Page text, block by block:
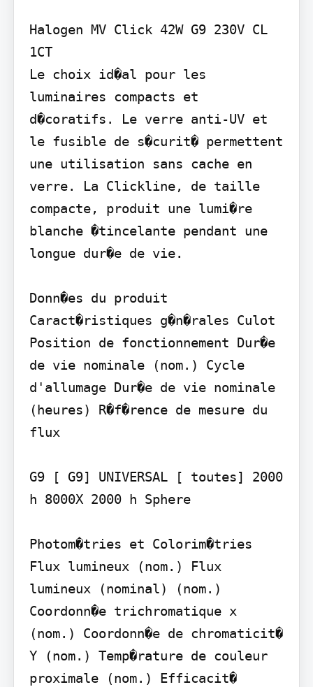
Halogen MV Click 42W G9 230V CL
1CT
Le choix id�al pour les
luminaires compacts et
d�coratifs. Le verre anti-UV et
le fusible de s�curit� permettent
une utilisation sans cache en
verre. La Clickline, de taille
compacte, produit une lumi�re
blanche �tincelante pendant une
longue dur�e de vie.
Donn�es du produit
Caract�ristiques g�n�rales Culot
Position de fonctionnement Dur�e
de vie nominale (nom.) Cycle
d'allumage Dur�e de vie nominale
(heures) R�f�rence de mesure du
flux
G9 [ G9] UNIVERSAL [ toutes] 2000
h 8000X 2000 h Sphere
Photom�tries et Colorim�tries
Flux lumineux (nom.) Flux
lumineux (nominal) (nom.)
Coordonn�e trichromatique x
(nom.) Coordonn�e de chromaticit�
Y (nom.) Temp�rature de couleur
proximale (nom.) Efficacit�